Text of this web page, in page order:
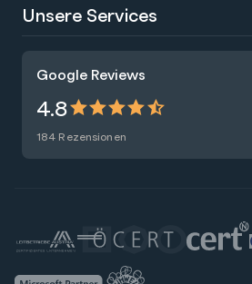
Google Reviews
4.8
184 Rezensionen
Über uns
Presse
Nachhaltigkeit
Blog
Unsere Services
Raummiete